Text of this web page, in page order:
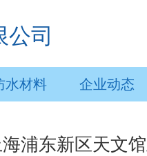
水材料 企业动态
公司
浦东新区天文